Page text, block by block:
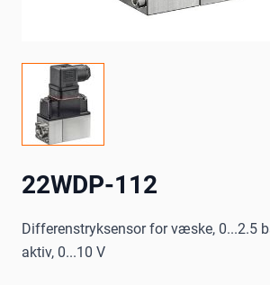
22WDP-112
Differenstryksensor for væske, 0...2.5
aktiv, 0...10 V